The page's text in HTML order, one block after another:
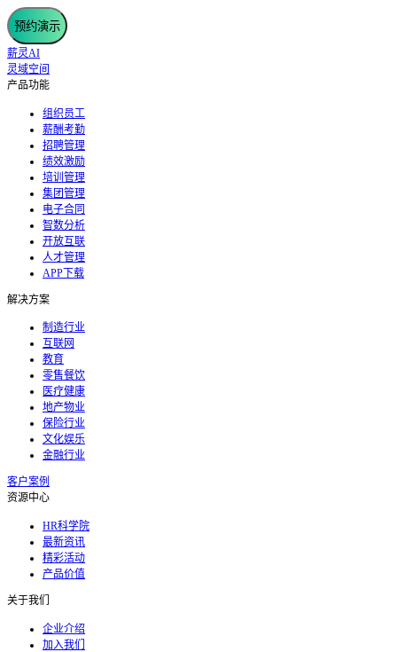
预约演示
薪灵AI
灵域空间
产品功能
组织员工
薪酬考勤
招聘管理
绩效激励
培训管理
集团管理
电子合同
智数分析
开放互联
人才管理
APP下载
解决方案
制造行业
互联网
教育
零售餐饮
医疗健康
地产物业
保险行业
文化娱乐
金融行业
客户案例
资源中心
HR科学院
最新资讯
精彩活动
产品价值
关于我们
企业介绍
加入我们